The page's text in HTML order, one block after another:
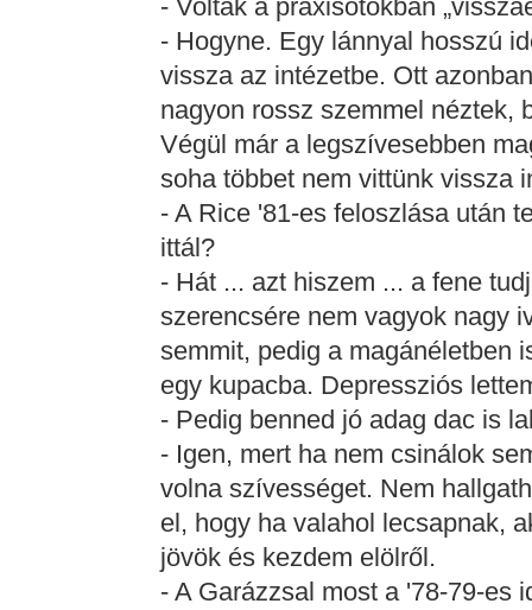
- Voltak a praxisotokban
- Hogyne. Egy lánnyal hosszú
vissza az intézetbe. Ott
nagyon rossz szemmel néztek,
Végül már a legszívesebben
soha többet nem vittünk vissza
- A Rice '81-es feloszlása után
ittál?
- Hát ... azt hiszem ... a fene
szerencsére nem vagyok nagy
semmit, pedig a magánéletben
egy kupacba. Depressziós
- Pedig benned jó adag dac is
- Igen, mert ha nem csinálok
volna szívességet. Nem
el, hogy ha valahol lecsapnak,
jövök és kezdem elölről.
- A Garázzsal most a '78-79-es